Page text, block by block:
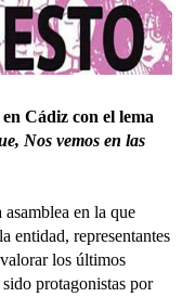
Cádiz con el lema
Nos vemos en las
en la que
entidad, representantes
los últimos
protagonistas por